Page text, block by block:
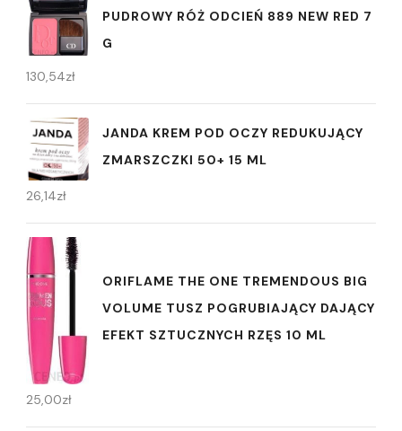
PUDROWY RÓŻ ODCIEŃ 889 NEW RED 7
G
130,54zł
JANDA KREM POD OCZY REDUKUJĄCY
ZMARSZCZKI 50+ 15 ML
26,14zł
ORIFLAME THE ONE TREMENDOUS BIG
VOLUME TUSZ POGRUBIAJĄCY DAJĄCY
EFEKT SZTUCZNYCH RZĘS 10 ML
25,00zł